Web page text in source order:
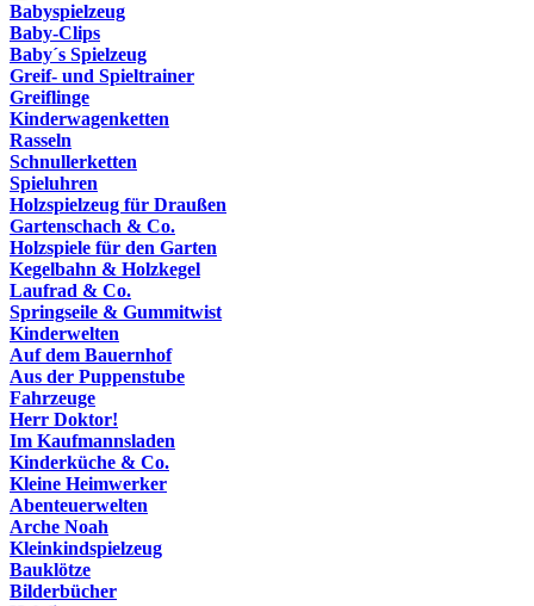
Babyspielzeug
Baby-Clips
Baby´s Spielzeug
Greif- und Spieltrainer
Greiflinge
Kinderwagenketten
Rasseln
Schnullerketten
Spieluhren
Holzspielzeug für Draußen
Gartenschach & Co.
Holzspiele für den Garten
Kegelbahn & Holzkegel
Laufrad & Co.
Springseile & Gummitwist
Kinderwelten
Auf dem Bauernhof
Aus der Puppenstube
Fahrzeuge
Herr Doktor!
Im Kaufmannsladen
Kinderküche & Co.
Kleine Heimwerker
Abenteuerwelten
Arche Noah
Kleinkindspielzeug
Bauklötze
Bilderbücher